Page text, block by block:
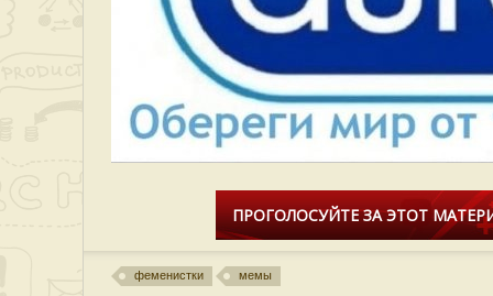
ПРОГОЛОСУЙТЕ ЗА ЭТОТ
феменистки мемы